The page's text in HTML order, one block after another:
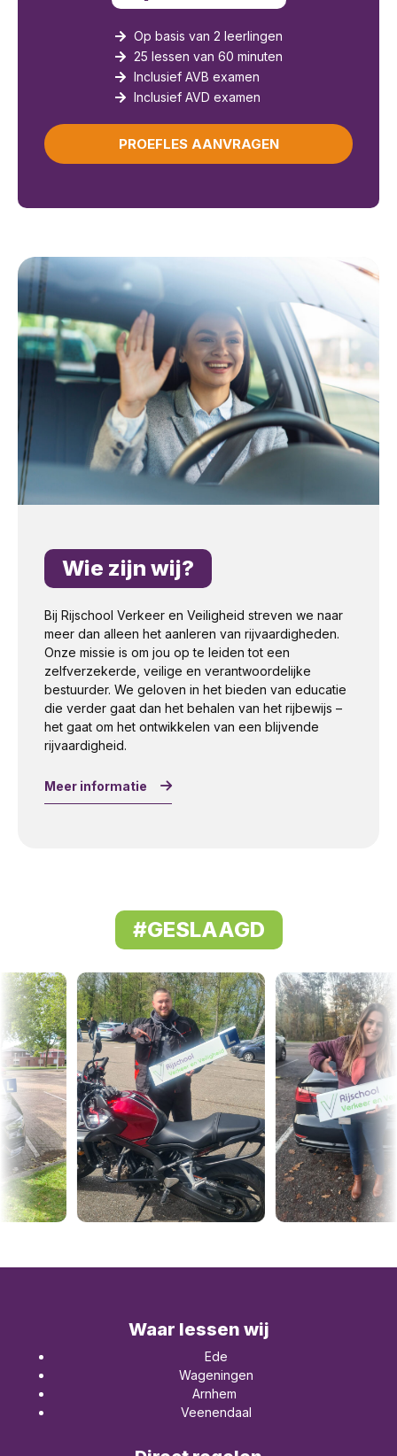
Op basis van 2 leerlingen
25 lessen van 60 minuten
Inclusief AVB examen
Inclusief AVD examen
PROEFLES AANVRAGEN
Wie zijn wij?
Bij Rijschool Verkeer en Veiligheid streven we naar
meer dan alleen het aanleren van rijvaardigheden.
Onze missie is om jou op te leiden tot een
zelfverzekerde, veilige en verantwoordelijke
bestuurder. We geloven in het bieden van educatie
die verder gaat dan het behalen van het rijbewijs –
het gaat om het ontwikkelen van een blijvende
rijvaardigheid.
Meer informatie
#GESLAAGD
Waar lessen wij
Ede
Wageningen
Arnhem
Veenendaal